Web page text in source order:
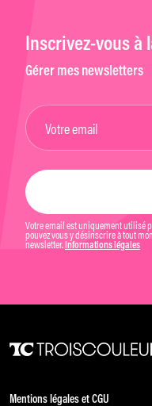
Inscrivez-vous à
Gérer mes newsletters
Votre email est uniquement utilisé
pouvez vous y désinscrire à tout
newsletter. Informations légales
Mentions légales et CGU